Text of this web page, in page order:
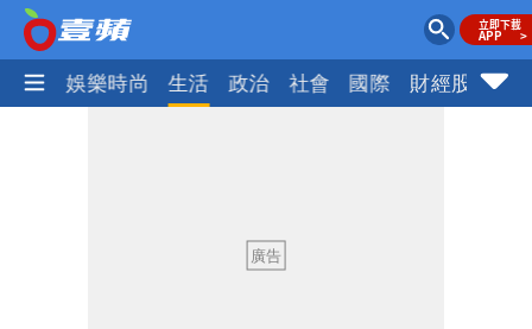
熱門 娛樂時尚 生活 政治 社會 國際 財經股市
很多謹慎判斷當時未被理解
抄襲造假當上劍橋大學教授 神鬼級履歷